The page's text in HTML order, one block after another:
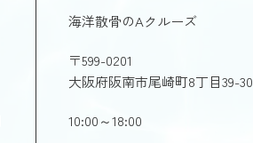
海洋散骨のAクルーズ
〒599-0201
大阪府阪南市尾崎町8丁目39-30
10:00～18:00